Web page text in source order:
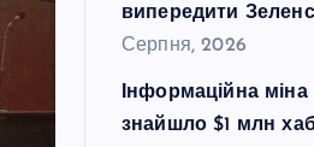
випередити
Серпня, 2026
Інформаційна
знайшло $1 млн